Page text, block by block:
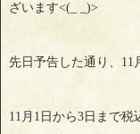
ざいます<(_ _)>
先日予告した通り、11
11月1日から3日まで